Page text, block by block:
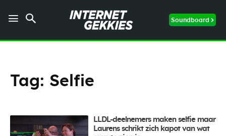
Soundboard
Tag: Selfie
LLDL-deelnemers maken selfie maar
Laurens schrikt zich kapot van wat